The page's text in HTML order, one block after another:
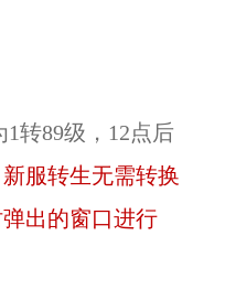
89级，12点后
新服转生无需转换
出的窗口进行